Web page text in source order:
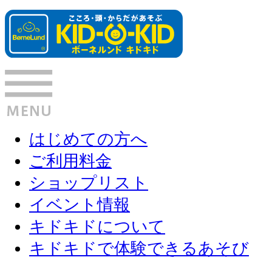
はじめての方へ
ご利用料金
ショップリスト
イベント情報
キドキドについて
キドキドで体験できるあそび